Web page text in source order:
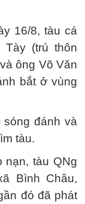
16/8, tàu cá
Tày (trú thôn
ông Võ Văn
bắt ở vùng
đánh và
tàu.
nạn, tàu QNg
Bình Châu,
đó đã phát